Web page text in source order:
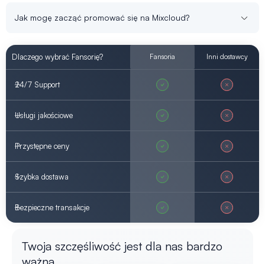
Jak mogę zacząć promować się na Mixcloud?
Dlaczego wybrać Fansorię? Fansoria Inni dostawcy
24/7 Support
Usługi jakościowe
Przystępne ceny
Szybka dostawa
Bezpieczne transakcje
Twoja szczęśliwość jest dla nas bardzo